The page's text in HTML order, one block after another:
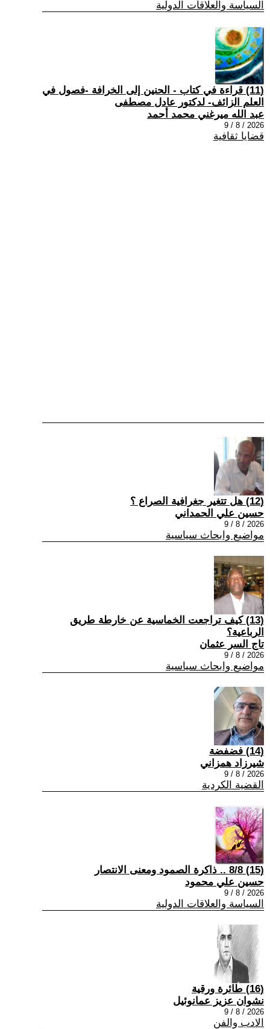
السياسة والعلاقات الدولية
(11) قراءة في كتاب - الحنين إلى الخرافة -فصول في
العلم الزائف- لدكتور عادل مصطفى
عبد الله ميرغني محمد أحمد
2026 / 8 / 9
قضايا ثقافية
(12) هل تتغير جغرافية الصراع ؟
حسين علي الحمداني
2026 / 8 / 9
مواضيع وابحاث سياسية
(13) كيف تراجعت الخماسية عن خارطة طريق
الرباعية؟
تاج السر عثمان
2026 / 8 / 9
مواضيع وابحاث سياسية
(14) فضفضة
شيرزاد همزاني
2026 / 8 / 9
القضية الكردية
(15) 8/8 .. ذاكرة الصمود ومعنى الانتصار
حسين علي محمود
2026 / 8 / 9
السياسة والعلاقات الدولية
(16) طائرة ورقية
نشوان عزيز عمانوئيل
2026 / 8 / 9
الادب والفن